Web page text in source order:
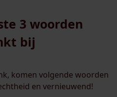
3 woorden
bij
komen volgende woorden
en vernieuwend!